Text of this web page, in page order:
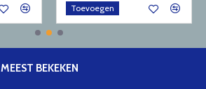
Toevoegen
MEEST BEKEKEN